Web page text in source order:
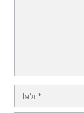
Ім’я